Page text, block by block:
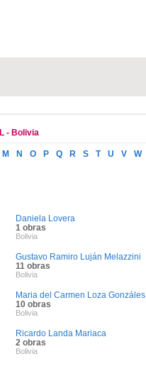
L - Bolivia
M N O P Q R S T U V W
Daniela Lovera
1 obras
Bolivia
Gustavo Ramiro Luján Melazzini
11 obras
Bolivia
Maria del Carmen Loza Gonzáles
10 obras
Bolivia
Ricardo Landa Mariaca
2 obras
Bolivia